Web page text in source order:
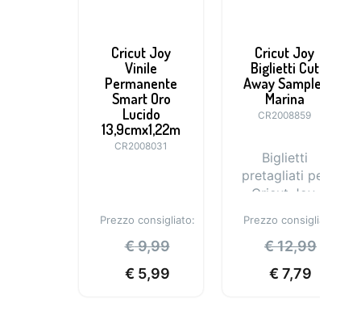
Cricut Joy
Vinile
Permanente
Smart Oro
Lucido
13,9cmx1,22m
CR2008031
Prezzo consigliato:
€9,99
€ 5,99
Cricut Joy
Biglietti Cut
Away Sampler
Marina
CR2008859
Biglietti
pretagliati per
Cricut Joy.
Prezzo consigliato:
€12,99
€ 7,79